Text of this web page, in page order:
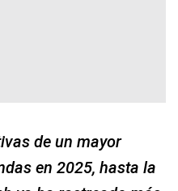
de un mayor
en 2025, hasta la